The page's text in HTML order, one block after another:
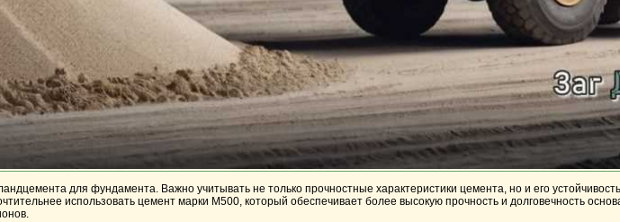
для фундамента. Важно учитывать не только прочностные характеристики цемента, но и его
использовать цемент марки М500, который обеспечивает более высокую прочность и долговечность